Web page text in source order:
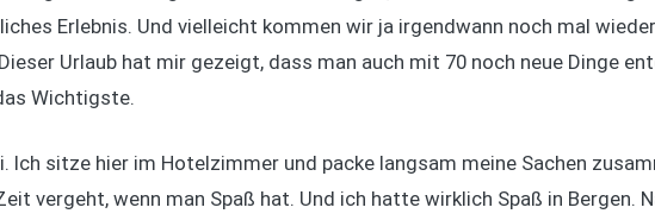
Erlebnis. Und vielleicht kommen wir ja irgendwann noch mal
Urlaub hat mir gezeigt, dass man auch mit 70 noch neue Dinge
Wichtigste.
sitze hier im Hotelzimmer und packe langsam meine Sachen
vergeht, wenn man Spaß hat. Und ich hatte wirklich Spaß in Bergen.